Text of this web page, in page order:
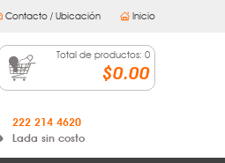
Contacto / Ubicación Inicio
Total de productos: 0
$0.00
222 214 4620
Lada sin costo